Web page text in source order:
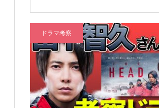
ドラマ考察